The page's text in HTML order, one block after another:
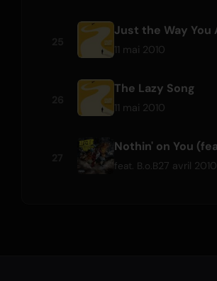
11 mai 2010
The Lazy Song
11 mai 2010
feat. B.o.B27 avril 2010